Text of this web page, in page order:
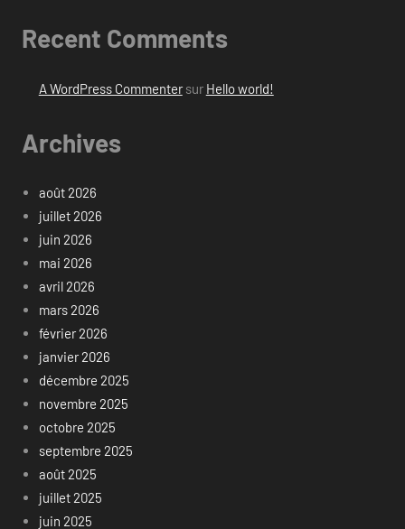
Recent Comments
A WordPress Commentersur Hello world!
Archives
août 2026
juillet 2026
juin 2026
mai 2026
avril 2026
mars 2026
février 2026
janvier 2026
décembre 2025
novembre 2025
octobre 2025
septembre 2025
août 2025
juillet 2025
juin 2025